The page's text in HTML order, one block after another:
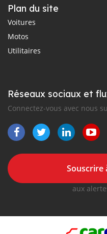
Plan du site
Voitures
Motos
Utilitaires
Réseaux sociaux et
Connectez-vous avec nous
Souscrire
aux